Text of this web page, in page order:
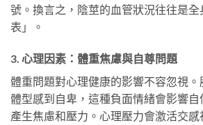
號。換言之，陰莖的血管狀況往往是
表」。
3. 心理因素：體重焦慮與自尊問題
體重問題對心理健康的影響不容忽視
體型感到自卑，這種負面情緒會影響
產生焦慮和壓力。心理壓力會激活交